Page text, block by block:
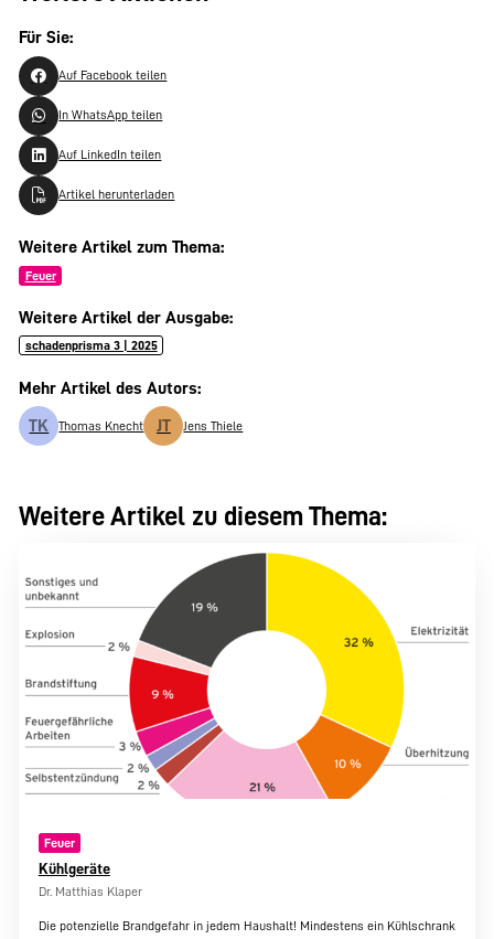
Für Sie:
Auf Facebook teilen
In WhatsApp teilen
Auf LinkedIn teilen
Artikel herunterladen
Weitere Artikel zum Thema:
Feuer
Weitere Artikel der Ausgabe:
schadenprisma 3 | 2025
Mehr Artikel des Autors:
TK Thomas Knecht JT Jens Thiele
Weitere Artikel zu diesem Thema:
Feuer
Kühlgeräte
Dr. Matthias Klaper
Die potenzielle Brandgefahr in jedem Haushalt! Mindestens ein Kühlschrank